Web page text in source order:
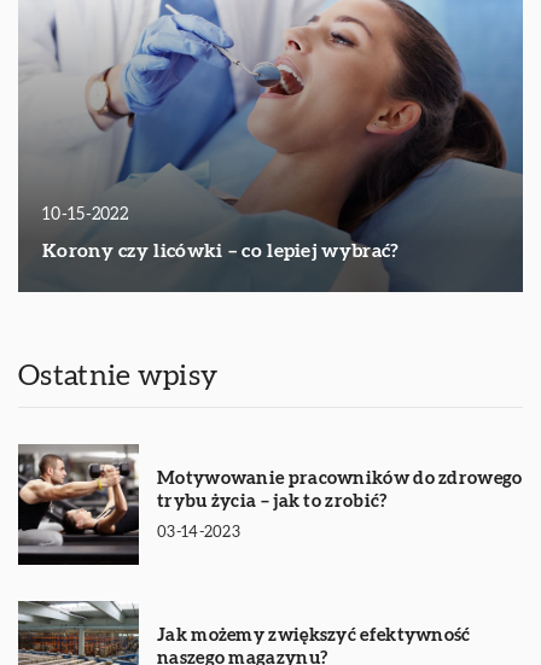
10-15-2022
Korony czy licówki – co lepiej wybrać?
Ostatnie wpisy
Motywowanie pracowników do zdrowego
trybu życia – jak to zrobić?
03-14-2023
Jak możemy zwiększyć efektywność
naszego magazynu?